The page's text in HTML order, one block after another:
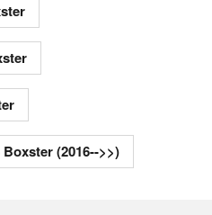
(2016-->>)